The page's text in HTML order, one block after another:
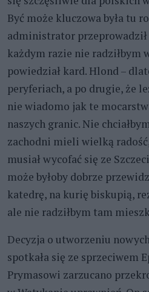
Być może kluczowa była tu
administrator przeprowadził
każdym razie nie radziłbym
powiedział kard. Hlond –
peryferiach, a po drugie, że
nie wiadomo jak te
naszych granic. Nie
zachodni mieli wielką
musiał wycofać się ze
może byłoby dobrze
katedrę, na kurię biskupią,
ale nie radziłbym tam
Decyzja o utworzeniu
spotkała się ze sprzeciwem
Prymasowi zarzucano